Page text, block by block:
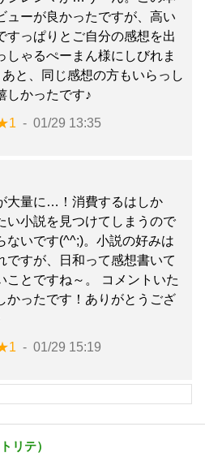
ューが良かったですが、高い
すっぱりとご自分の感想を出
しゃるぺーまん様にしびれま
あと、同じ感想の方もいらっし
しかったです♪
01/29 13:35
大量に…！消費するはしか
い小説を見つけてしまうので
ないです(^^;)。小説の好みは
ですが、日和って感想書いて
ことですね～。 コメントいた
かったです！ありがとうござ
01/29 15:19
リテ）